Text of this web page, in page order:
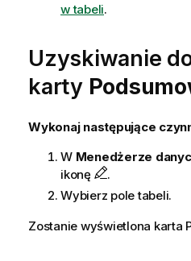
w tabeli.
Uzyskiwanie
karty
Wykonaj następujące
W Menedżerze
ikonę
.
Wybierz pole tabeli.
Zostanie wyświetlona karta